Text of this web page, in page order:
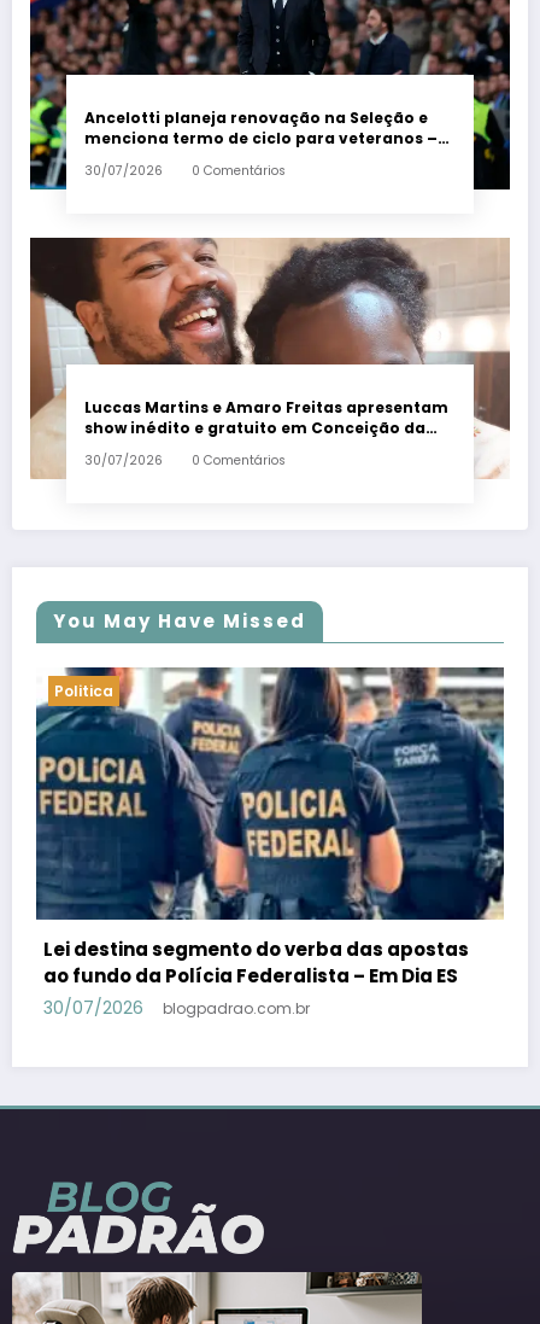
Ancelotti planeja renovação na Seleção e
menciona termo de ciclo para veteranos –
Em Dia ES
30/07/2026 0 Comentários
Luccas Martins e Amaro Freitas apresentam
show inédito e gratuito em Conceição da
Barra – Em Dia ES
30/07/2026 0 Comentários
You May Have Missed
Politica
PSB confirma Geraldo Alckmin porquê
candidato a vice-presidente na fórmula com
Lula – Em Dia ES